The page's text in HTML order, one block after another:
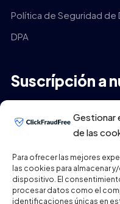
Gestionar
de las
Para ofrecer las mejores
las cookies para almacenar
dispositivo. El
procesar datos como el
identificaciones únicas en
Política de Seguridad de
DPA
Suscrípción a
ENVIAR